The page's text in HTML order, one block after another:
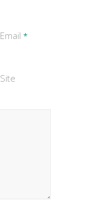
Email *
Site